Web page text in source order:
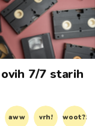
7/7 starih
aww vrh! woot?!